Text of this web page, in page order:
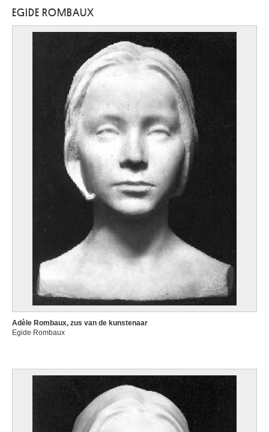
EGIDE ROMBAUX
Adèle Rombaux, zus van de kunstenaar
Egide Rombaux